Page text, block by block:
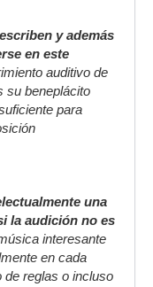
y además
en este
auditivo de
su beneplácito
para
una
la audición no es
interesante
en cada
de reglas o incluso